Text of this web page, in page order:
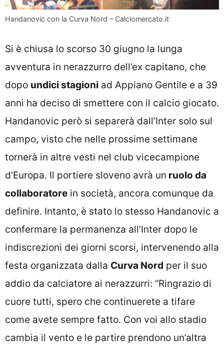
Handanovic con la Curva Nord – Calciomercato.it
Si è chiusa lo scorso 30 giugno la lunga
avventura in nerazzurro dell’ex capitano, che
dopo undici stagioni ad Appiano Gentile e a 39
anni ha deciso di smettere con il calcio giocato.
Handanovic però si separerà dall’Inter solo sul
campo, visto che nelle prossime settimane
tornerà in altre vesti nel club vicecampione
d’Europa. Il portiere sloveno avrà un ruolo da
collaboratore in società, ancora comunque da
definire. Intanto, è stato lo stesso Handanovic a
confermare la permanenza all’Inter dopo le
indiscrezioni dei giorni scorsi, intervenendo alla
festa organizzata dalla Curva Nord per il suo
addio da calciatore ai nerazzurri: “Ringrazio di
cuore tutti, spero che continuerete a tifare
come avete sempre fatto. Con voi allo stadio
cambia il vento e le partire prendono un’altra